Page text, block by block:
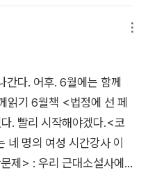
발음에서 거센소리와 된
‘ㄱ,ㄷ,ㅂ,ㅈ’이 초성에 있
으로 들린다고 한다. 그래
니다’라고 말하고, ‘김
의 귀에는 한국인이 ‘김
으로, ‘감사합니다’를 말
로 들린다. 그래서 한국인
트’라고 들리고 ‘조
다. 된소리를 구별하는 것
표정으로 앉아 있는 책임
정이야. 그러니까 당신이
서도 죄책감을 가지지 않
면 위협당하는 대로 당신
는 거야. 나 역시 마찬가지
여성 네 명의 이야기,하
,아니, 여성들의 일하는 이
기였습니다.원장의 연설을
하기 때문이기도 하다)여
여성>이 중고로 있길래 아
세 권이다. <코리안
고 이 때 컨디션이 좀 안
책이 너무 좋았어서, 글
가 생각해보면... 여행도 다
았고 이것저것 손댄 책이 많
여러 권이 있는데, 일단 6
다. 어후. 6월에는 함께
. 빨리 시작해야겠다.<코
네 명의 여성 시간강사 이
제> : 우리 근대소설사에